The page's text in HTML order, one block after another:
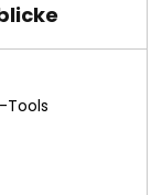
Tools